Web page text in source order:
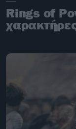
Rings of